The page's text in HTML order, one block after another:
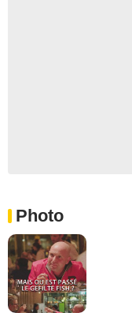
Photo